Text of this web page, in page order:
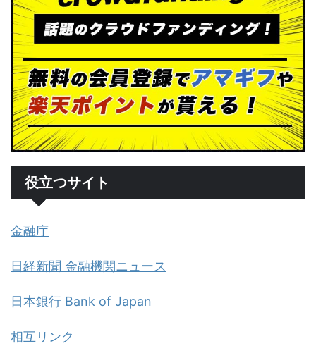
役立つサイト
金融庁
日経新聞 金融機関ニュース
日本銀行 Bank of Japan
相互リンク